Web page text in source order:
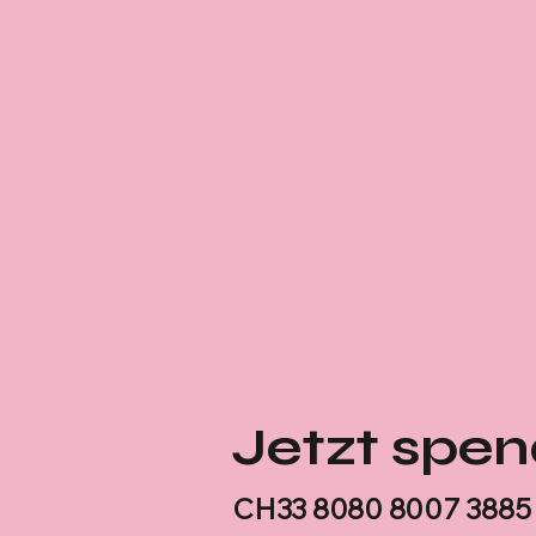
Jetzt
CH33 8080 8007 3885